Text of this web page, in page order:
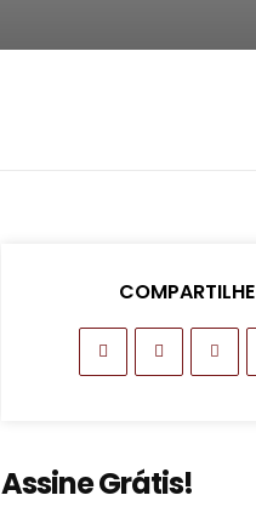
COMPARTILHE
Assine Grátis!